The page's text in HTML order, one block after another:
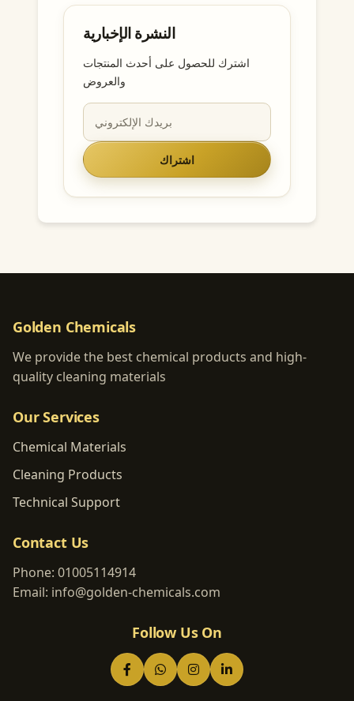
النشرة الإخبارية
اشترك للحصول على أحدث المنتجات
والعروض
اشتراك
Golden Chemicals
We provide the best chemical products and high-
quality cleaning materials
Our Services
Chemical Materials
Cleaning Products
Technical Support
Contact Us
Phone: 01005114914
Email: info@golden-chemicals.com
Follow Us On